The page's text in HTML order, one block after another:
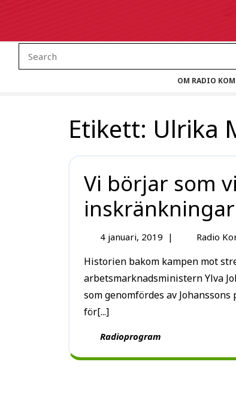
OM RADIO
Etikett: Ulrika
Vi börjar som
4 januari, 2019 | Radio
Historien bakom kampen mot strejkrätten som den socialdemokratiska
arbetsmarknadsministern Ylva
som genomfördes av
för[...]
Radioprogram